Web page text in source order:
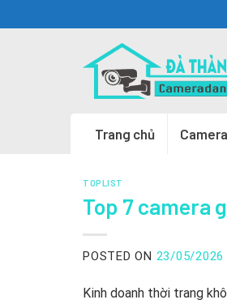
to
Trang chủ
TOPLIST
Top 7 camera
POSTED ON 23/05/2026
Kinh doanh thời trang